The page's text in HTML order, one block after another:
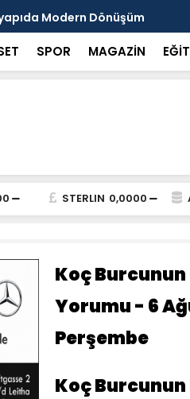
Modern Dönüşüm
SPOR MAGAZİN
STERLIN 0,0000
Koç
Yorumu - 6
Perşembe
Koç